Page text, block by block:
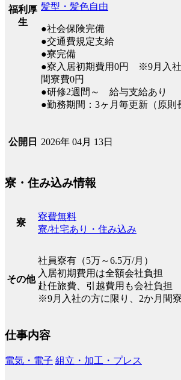
福利厚
生
髪型・髪色自由
●社会保険完備
●交通費規定支給
●寮完備
●寮入居初期費用0円 ※9月入社
間寮費0円
●研修2週間～ 給与支給あり
●勤務期間：3ヶ月毎更新（原則
公開日 2026年 04月 13日
寮・住み込み情報
寮
寮費無料
寮/社宅あり・住み込み
その他
社員寮有（5万～6.5万/月）
入居初期費用は全額会社負担
赴任旅費、引越費用も会社負担
※9月入社の方に限り、2か月間
仕事内容
電気・電子 組立・加工・プレス